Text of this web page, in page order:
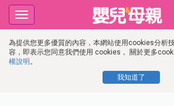
為提供您更多優質的內容，本網站使用cookies分析
容，即表示您同意我們使用 cookies， 關於更多
權說明 。
我知道了
Toggle
navigation